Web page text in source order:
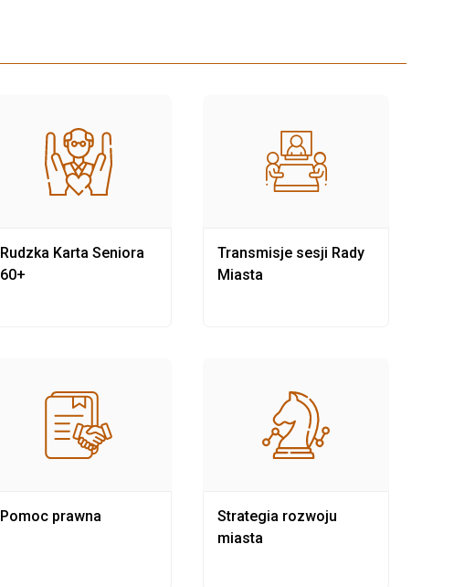
Rudzka Karta Seniora
60+
Pomoc prawna
Transmisje sesji Rady
Miasta
Strategia rozwoju
miasta